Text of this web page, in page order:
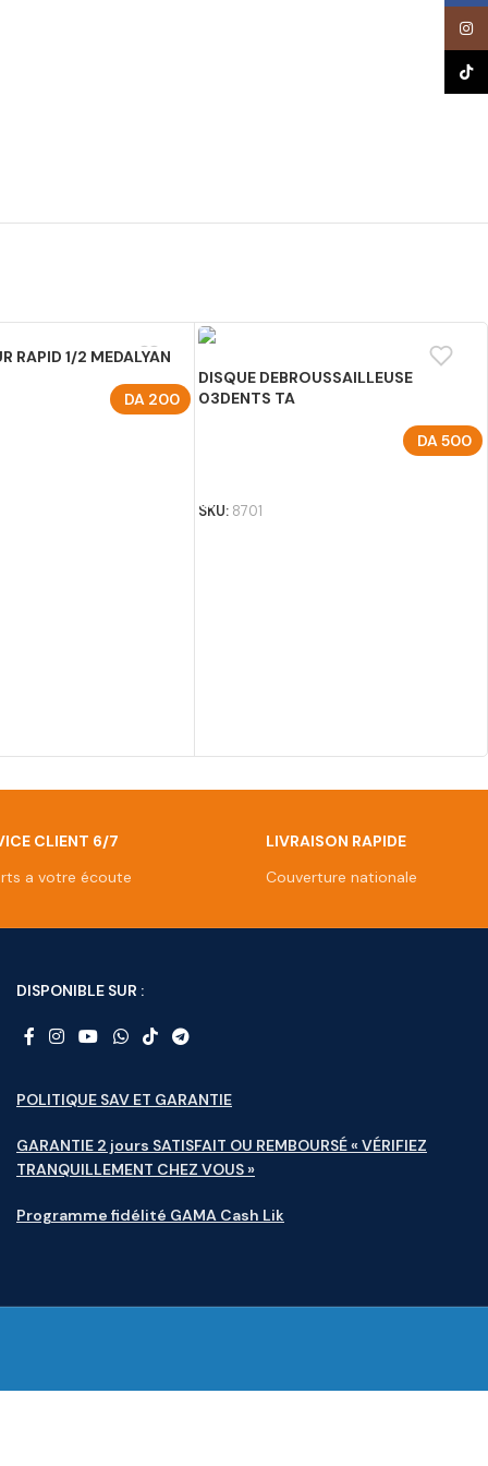
RAPID 1/2 MEDALYAN
DA200
DISQUE DEBROUSSAILLEUSE
03DENTS TA
DA500
SKU: 8701
CLIENT 6/7
a votre écoute
LIVRAISON RAPIDE
Couverture nationale
DISPONIBLE SUR :
POLITIQUE SAV ET GARANTIE
GARANTIE 2 jours SATISFAIT OU REMBOURSÉ « VÉRIFIEZ
TRANQUILLEMENT CHEZ VOUS »
Programme fidélité GAMA Cash Lik